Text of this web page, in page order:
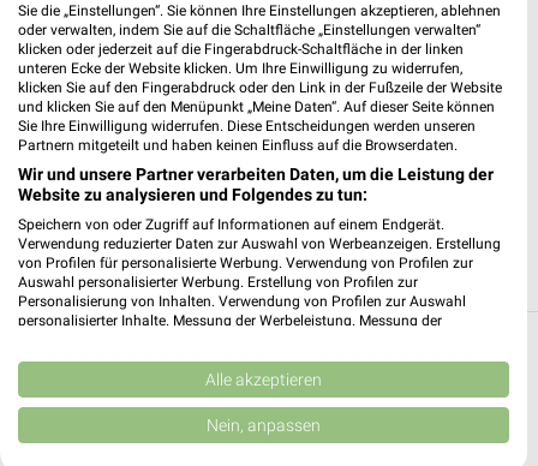
✔Standortgenaue Angebote
✔Folge deinem Lieblingshändler
✔Push-Benachrichtigungen bei neuen Prospekten
✔Einkaufsliste - Einkauf stressfrei planen
JETZT LADEN UND SPAREN!
Weitere PENNY Geschäfte mit Angeboten in
und um Wuppertal
5 Geschäfte und Orte
Sie die „Einstellungen“. Sie können Ihre Einstellungen akzeptieren, ablehnen
oder verwalten, indem Sie auf die Schaltfläche „Einstellungen verwalten“
klicken oder jederzeit auf die Fingerabdruck-Schaltfläche in der linken
unteren Ecke der Website klicken. Um Ihre Einwilligung zu widerrufen,
klicken Sie auf den Fingerabdruck oder den Link in der Fußzeile der Website
und klicken Sie auf den Menüpunkt „Meine Daten“. Auf dieser Seite können
Sie Ihre Einwilligung widerrufen. Diese Entscheidungen werden unseren
Partnern mitgeteilt und haben keinen Einfluss auf die Browserdaten.
Wir und unsere Partner verarbeiten Daten, um die Leistung der
Website zu analysieren und Folgendes zu tun:
Speichern von oder Zugriff auf Informationen auf einem Endgerät.
Verwendung reduzierter Daten zur Auswahl von Werbeanzeigen. Erstellung
von Profilen für personalisierte Werbung. Verwendung von Profilen zur
Auswahl personalisierter Werbung. Erstellung von Profilen zur
Personalisierung von Inhalten. Verwendung von Profilen zur Auswahl
personalisierter Inhalte. Messung der Werbeleistung. Messung der
Kombinationen von Daten aus verschiedenen Quellen. Entwicklung und
Verbesserung der Angebote. Verwendung reduzierter Daten zur Auswahl
von Inhalten.
Daten können außerhalb der Europäischen Union weitergegeben und in die
USA gesendet werden.
Alle akzeptieren
Nein, anpassen